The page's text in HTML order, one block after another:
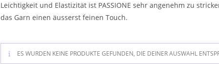
Leichtigkeit und Elastizität ist PASSIONE sehr angenehm zu
das Garn einen äusserst feinen Touch.
ES WURDEN KEINE PRODUKTE GEFUNDEN, DIE DEINER AUSWAHL